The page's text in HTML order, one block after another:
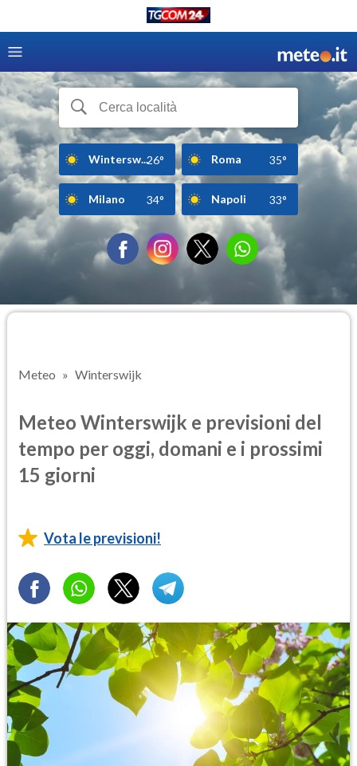
Wintersw...26° Roma 35°
Milano 34° Napoli 33°
Meteo Winterswijk
Meteo Winterswijk e previsioni del
tempo per oggi, domani e i prossimi
15 giorni
Vota le previsioni!